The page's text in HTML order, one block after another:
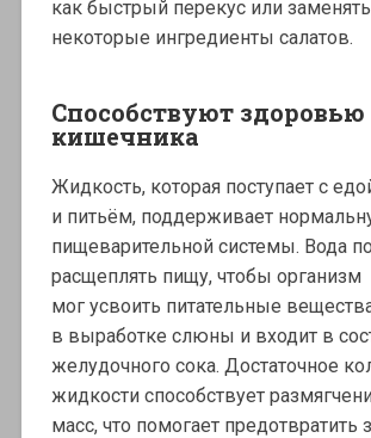
как быстрый перекус или
некоторые ингредиенты салатов.
Способствуют здоровью
кишечника
Жидкость, которая поступает с
и питьём, поддерживает
пищеварительной системы. Вода
расщеплять пищу, чтобы организм
мог усвоить питательные
в выработке слюны и входит в
желудочного сока. Достаточное
жидкости способствует
масс, что помогает предотвратить